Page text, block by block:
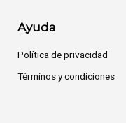
Ayuda
Política de privacidad
Términos y condiciones